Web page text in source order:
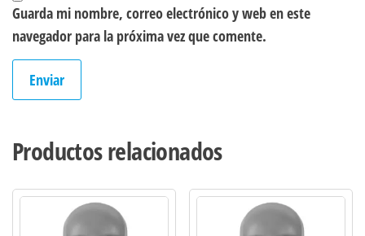
Guarda mi nombre, correo electrónico y web en este
navegador para la próxima vez que comente.
Productos relacionados